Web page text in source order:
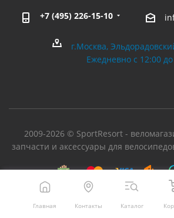
+7 (495) 226-15-10
г.Москва,
Ежедневно с 12:00
2009-2026 © SportResort -
запчасти и аксессуары для
Главная Контакты Каталог